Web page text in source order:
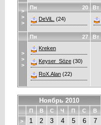
>
>
>
20
Пн
DeViL. (24)
Вт
>
>
>
27
Пн
Kreken
Keyser_Söze (30)
RoX.Alan (22)
Вт
Ноябрь 2010
П В С Ч П С
В
>
1 2 3 4 5 6 7